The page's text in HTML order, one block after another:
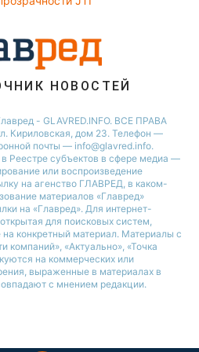
НОВОСТЕЙ
- GLAVRED.INFO. ВСЕ ПРАВА
Кириловская, дом 23. Телефон —
почты — info@glavred.info.
Реестре cубъектов в сфере медиа —
или воспроизведение
на агенство ГЛАВРЕД, в каком-
материалов «Главред»
на «Главред». Для интернет-
для поисковых систем,
конкретный материал. Материалы с
компаний», «Актуально», «Точка
на коммерческих или
выраженные в материалах в
с мнением редакции.